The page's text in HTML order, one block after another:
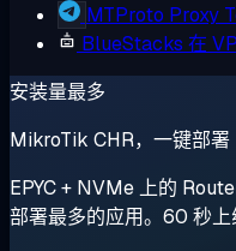
MTProto Proxy
BlueStacks 在
安装量最多
MikroTik CHR，一键部署
EPYC + NVMe 上的
部署最多的应用。60 秒上